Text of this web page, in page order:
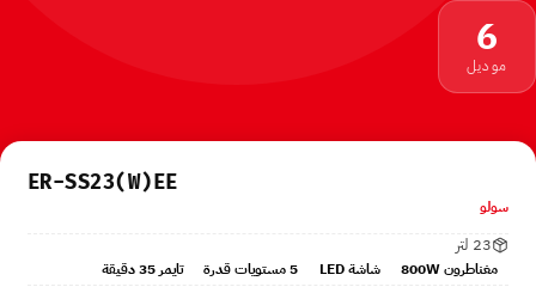
6
موديل
ER-SS23(W)EE
سولو
23 لتر
مغناطرون 800W شاشة LED 5 مستويات قدرة تايمر 35 دقيقة